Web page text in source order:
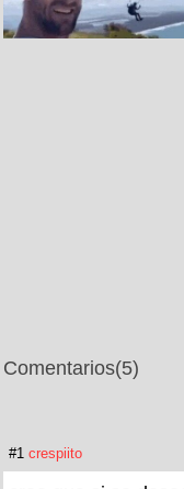
Comentarios(5)
#1 crespiito